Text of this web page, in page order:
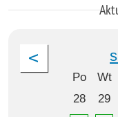
Po Wt
28
29